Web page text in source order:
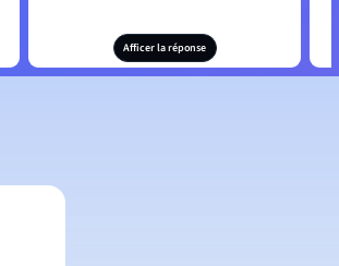
Afficer la réponse